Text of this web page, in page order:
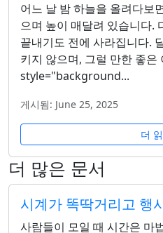
어느 날 밤 하늘을 올려다보
으며 높이 매달려 있습니다.
끝내기도 전에 사라집니다.
키지 않으며, 그럴 만한 좋
style="background...
게시됨: June 25, 2025
더
더 많은 문서
시계가 똑딱거리고 행
사람들이 모일 때 시간은 마